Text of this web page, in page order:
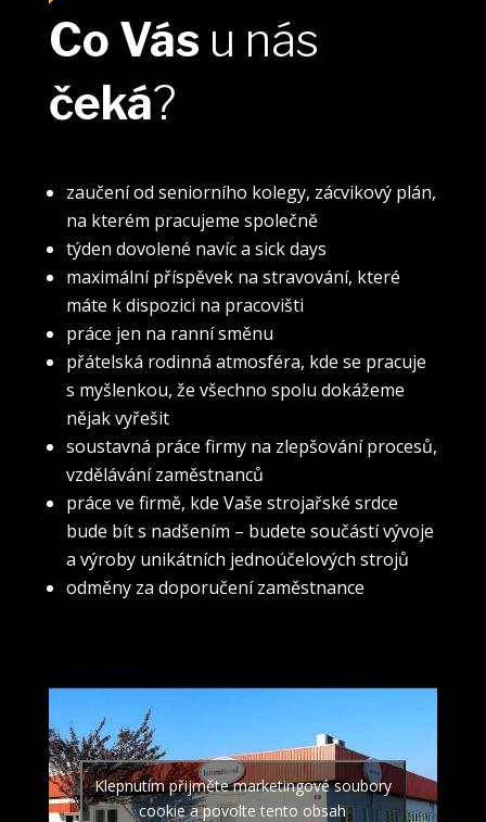
Co Vás u nás
čeká?
zaučení od seniorního kolegy, zácvikový plán,
na kterém pracujeme společně
týden dovolené navíc a sick days
maximální příspěvek na stravování, které
máte k dispozici na pracovišti
práce jen na ranní směnu
přátelská rodinná atmosféra, kde se pracuje
s myšlenkou, že všechno spolu dokážeme
nějak vyřešit
soustavná práce firmy na zlepšování procesů,
vzdělávání zaměstnanců
práce ve firmě, kde Vaše strojařské srdce
bude bít s nadšením – budete součástí vývoje
a výroby unikátních jednoúčelových strojů
odměny za doporučení zaměstnance
Klepnutím přijměte marketingové soubory
cookie a povolte tento obsah